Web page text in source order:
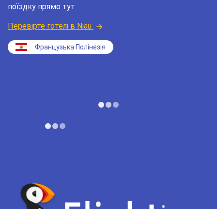
поїздку прямо тут
Перевірте готелі в Niau
Французька Полінезія